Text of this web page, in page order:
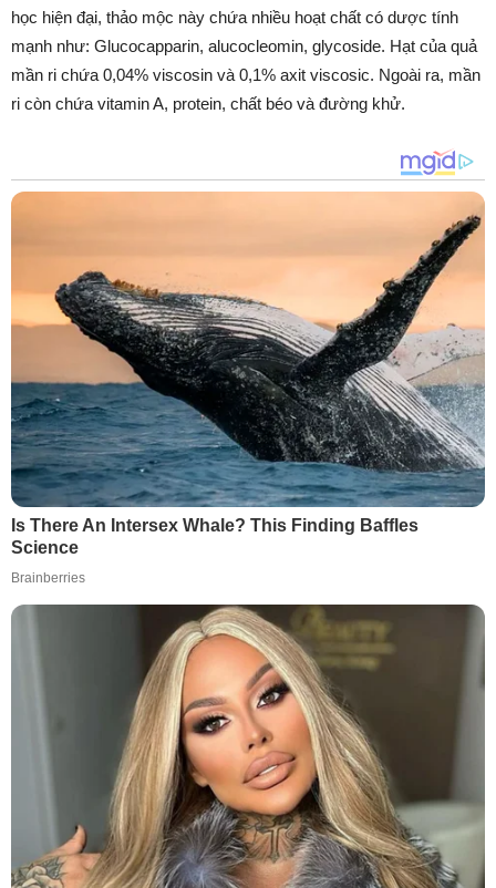
học hiện đại, thảo mộc này chứa nhiều hoạt chất có dược tính
mạnh như: Glucocapparin, alucocleomin, glycoside. Hạt của quả
mần ri chứa 0,04% viscosin và 0,1% axit viscosic. Ngoài ra, mần
ri còn chứa vitamin A, protein, chất béo và đường khử.